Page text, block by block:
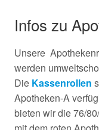
Infos zu
Unsere
werden
Die Kassenrollen
Apotheken-A
bieten wir die 76/